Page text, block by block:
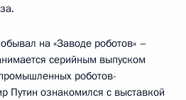
на «Заводе роботов» –
серийным выпуском
роботов-
Путин ознакомился с выставкой